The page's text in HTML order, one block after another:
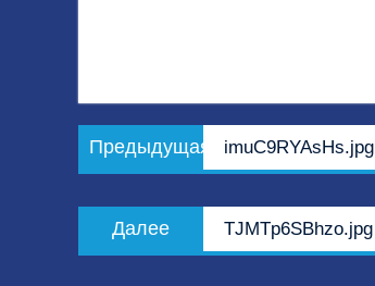
Навигация
по
Предыдущая
запись:
imuC9RYAsHs.jpg
Далее
запись:
TJMTp6SBhzo.jpg